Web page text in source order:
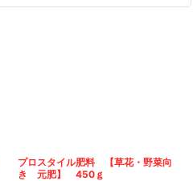
プロスタイル肥料 【草花・野菜向
き 元肥】 450ｇ